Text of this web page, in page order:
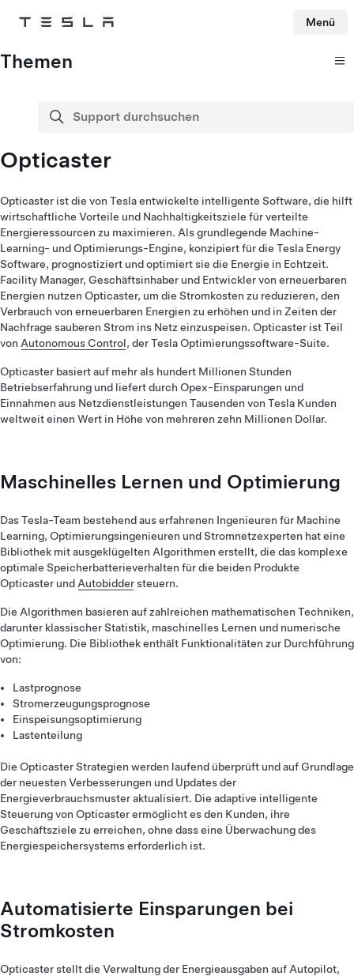
Tesla Menü
Themen
Support durchsuchen
Suche
Opticaster
Opticaster ist die von Tesla entwickelte intelligente Software, die hilft
wirtschaftliche Vorteile und Nachhaltigkeitsziele für verteilte
Energieressourcen zu maximieren. Als grundlegende Machine-
Learning- und Optimierungs-Engine, konzipiert für die Tesla Energy
Software, prognostiziert und optimiert sie die Energie in Echtzeit.
Facility Manager, Geschäftsinhaber und Entwickler von erneuerbaren
Energien nutzen Opticaster, um die Stromkosten zu reduzieren, den
Verbrauch von erneuerbaren Energien zu erhöhen und in Zeiten der
Nachfrage sauberen Strom ins Netz einzuspeisen. Opticaster ist Teil
von Autonomous Control, der Tesla Optimierungssoftware-Suite.
Opticaster basiert auf mehr als hundert Millionen Stunden
Betriebserfahrung und liefert durch Opex-Einsparungen und
Einnahmen aus Netzdienstleistungen Tausenden von Tesla Kunden
weltweit einen Wert in Höhe von mehreren zehn Millionen Dollar.
Maschinelles Lernen und Optimierung
Das Tesla-Team bestehend aus erfahrenen Ingenieuren für Machine
Learning, Optimierungsingenieuren und Stromnetzexperten hat eine
Bibliothek mit ausgeklügelten Algorithmen erstellt, die das komplexe
optimale Speicherbatterieverhalten für die beiden Produkte
Opticaster und Autobiddersteuern.
Die Algorithmen basieren auf zahlreichen mathematischen Techniken,
darunter klassischer Statistik, maschinelles Lernen und numerische
Optimierung. Die Bibliothek enthält Funktionalitäten zur Durchführung
von:
Lastprognose
Stromerzeugungsprognose
Einspeisungsoptimierung
Lastenteilung
Die Opticaster Strategien werden laufend überprüft und auf Grundlage
der neuesten Verbesserungen und Updates der
Energieverbrauchsmuster aktualisiert. Die adaptive intelligente
Steuerung von Opticaster ermöglicht es den Kunden, ihre
Geschäftsziele zu erreichen, ohne dass eine Überwachung des
Energiespeichersystems erforderlich ist.
Automatisierte Einsparungen bei
Stromkosten
Opticaster stellt die Verwaltung der Energieausgaben auf Autopilot,